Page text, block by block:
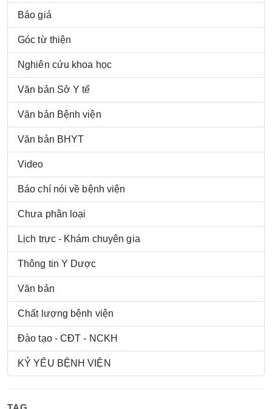
Báo giá
Góc từ thiện
Nghiên cứu khoa học
Văn bản Sở Y tế
Văn bản Bệnh viện
Văn bản BHYT
Video
Báo chí nói về bệnh viện
Chưa phân loại
Lịch trực - Khám chuyên gia
Thông tin Y Dược
Văn bản
Chất lượng bệnh viện
Đào tạo - CĐT - NCKH
KỶ YẾU BỆNH VIỆN